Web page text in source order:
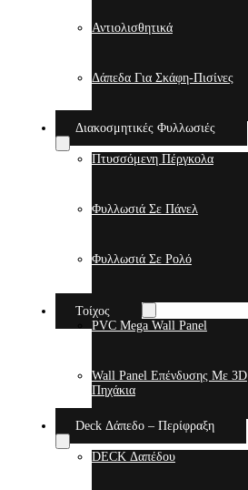
Αντιολισθητικά
Δάπεδα Για Σκάφη-Πισίνες
Διακοσμητικές Φυλλωσιές
Πτυσσόμενη Πέργκολα
Φυλλωσιά Σε Πάνελ
Φυλλωσιά Σε Ρολό
Τοίχος
PVC Mega Wall Panel
Wall Panel Επένδυσης Με 3D
Πηχάκια
Deck Δάπεδο – Περίφραξη
DECK Δαπέδου